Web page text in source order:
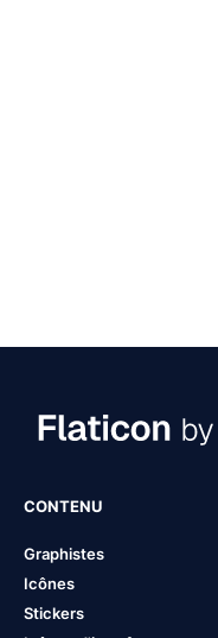
CONTENU
Graphistes
Icônes
Stickers